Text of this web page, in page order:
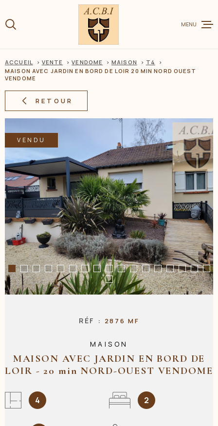
lamenu
contenu
VENTE
CHARME
ESTIMER
BIEN
BIENS
NOS
CONTACT
MENU
ACCUEIL VENTE VENDOME MAISON
T4
MAISON AVEC JARDIN EN BORD DE LOIR 20 MIN NORD OUEST
VENDOME
RETOUR
VENDU
RÉF : 2876 MF
MAISON
MAISON AVEC JARDIN EN BORD DE
LOIR - 20 min NORD-OUEST VENDOME
4 2